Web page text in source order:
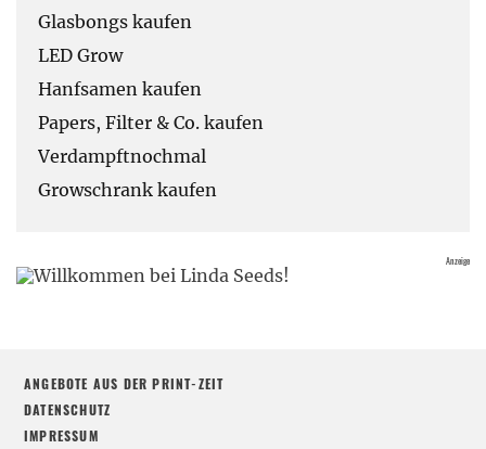
Glasbongs kaufen
LED Grow
Hanfsamen kaufen
Papers, Filter & Co. kaufen
Verdampftnochmal
Growschrank kaufen
ANGEBOTE AUS DER PRINT-ZEIT
DATENSCHUTZ
IMPRESSUM